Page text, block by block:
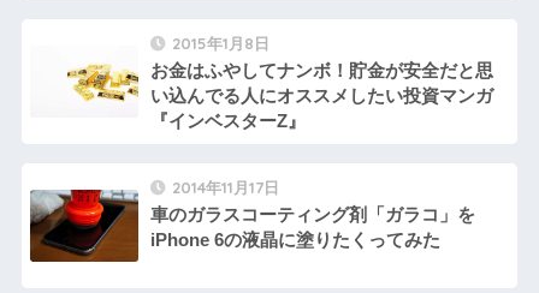
2015年1月8日
お金はふやしてナンボ！貯金が安全だと思
い込んでる人にオススメしたい投資マンガ
『インベスターZ』
2014年11月17日
車のガラスコーティング剤「ガラコ」を
iPhone 6の液晶に塗りたくってみた